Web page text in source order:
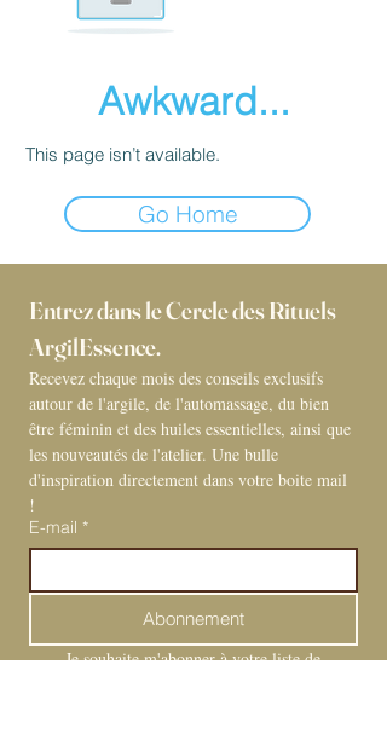
Awkward...
This page isn’t available.
Go Home
Entrez dans le Cercle des Rituels
ArgilEssence.
Recevez chaque mois des conseils exclusifs
autour de l'argile, de l'automassage, du bien
être féminin et des huiles essentielles, ainsi que
les nouveautés de l'atelier. Une bulle
d'inspiration directement dans votre boite mail
!
E-mail *
Abonnement
Je souhaite m'abonner à votre liste de